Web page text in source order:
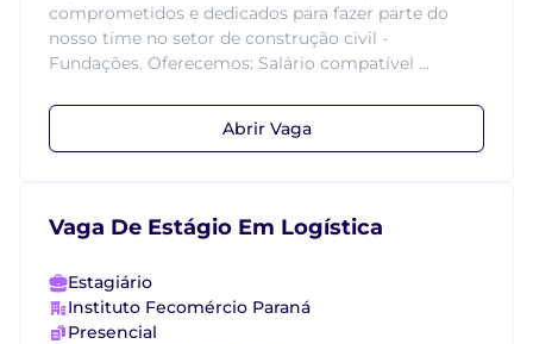
comprometidos e dedicados para fazer parte do
nosso time no setor de construção civil -
Fundações. Oferecemos: Salário compatível ...
Abrir Vaga
Vaga De Estágio Em Logística
Estagiário
Instituto Fecomércio Paraná
Presencial